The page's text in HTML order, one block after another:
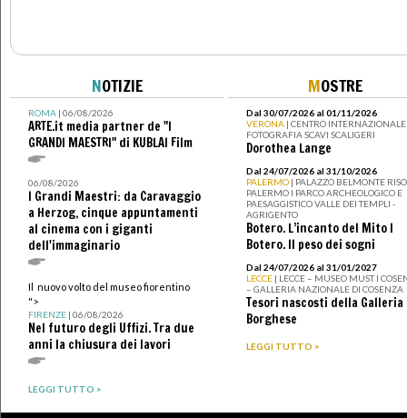
NOTIZIE
ROMA | 06/08/2026
ARTE.it media partner de "I
GRANDI MAESTRI" di KUBLAI Film
06/08/2026
I Grandi Maestri: da Caravaggio
a Herzog, cinque appuntamenti
al cinema con i giganti
dell'immaginario
Il nuovo volto del museo fiorentino
">
FIRENZE | 06/08/2026
Nel futuro degli Uffizi. Tra due
anni la chiusura dei lavori
LEGGI TUTTO >
MOSTRE
Dal 30/07/2026 al 01/11/2026
VERONA | CENTRO
FOTOGRAFIA SCAVI SCALIGERI
Dorothea Lange
Dal 24/07/2026 al 31/10/2026
PALERMO | PALAZZO BELMONTE
PALERMO I PARCO ARCHEOLOGICO E
PAESAGGISTICO VALLE DEI TEMPLI -
AGRIGENTO
Botero. L’incanto del Mito I
Botero. Il peso dei sogni
Dal 24/07/2026 al 31/01/2027
LECCE | LECCE – MUSEO MUST I
– GALLERIA NAZIONALE DI COSENZA
Tesori nascosti della Galleria
Borghese
LEGGI TUTTO >